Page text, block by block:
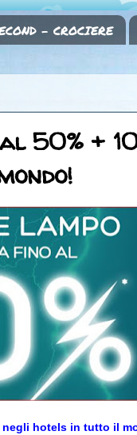
- CROCIERE
50% +
negli hotels in tutto il